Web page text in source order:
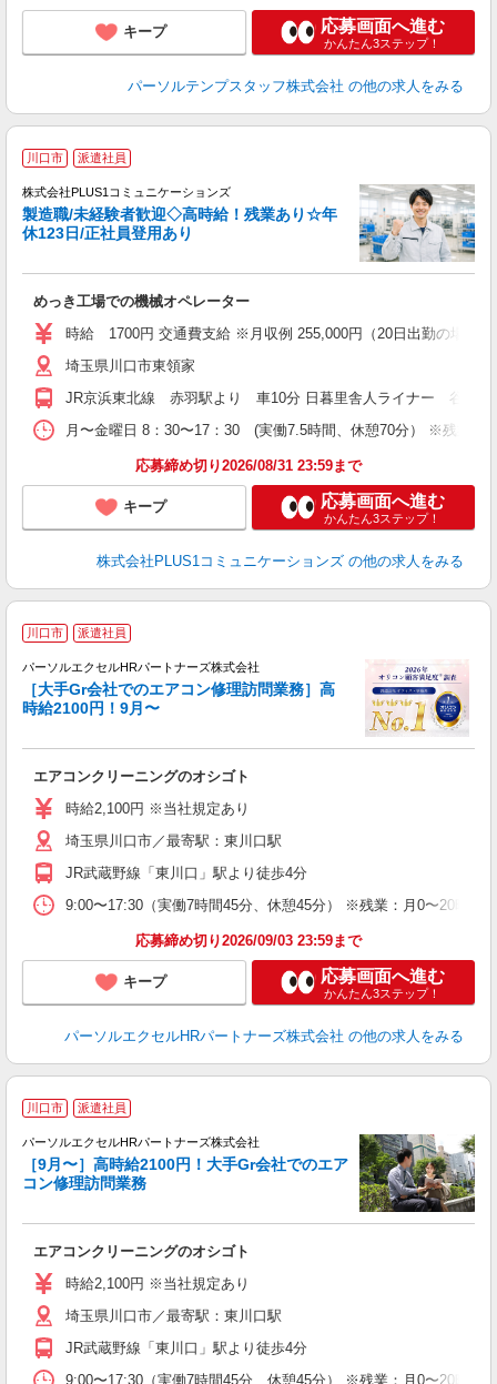
キープ 応募画面へ進む
かんたん3ステップ！
パーソルテンプスタッフ株式会社 の他の求人をみる
川口市 派遣社員
株式会社PLUS1コミュニケーションズ
製造職/未経験者歓迎◇高時給！残業あり☆年
休123日/正社員登用あり
めっき工場での機械オペレーター
時給 1700円 交通費支給 ※月収例 255,000円（20日出勤の場合）
埼玉県川口市東領家
JR京浜東北線 赤羽駅より 車10分 日暮里舎人ライナー 谷在
月〜金曜日 8：30〜17：30 (実働7.5時間、休憩70分） ※残業：
応募締め切り2026/08/31 23:59まで
キープ 応募画面へ進む
かんたん3ステップ！
株式会社PLUS1コミュニケーションズ の他の求人をみる
川口市 派遣社員
パーソルエクセルHRパートナーズ株式会社
［大手Gr会社でのエアコン修理訪問業務］高
時給2100円！9月〜
エアコンクリーニングのオシゴト
時給2,100円 ※当社規定あり
埼玉県川口市／最寄駅：東川口駅
JR武蔵野線「東川口」駅より徒歩4分
9:00〜17:30（実働7時間45分、休憩45分） ※残業：月0〜20時間
応募締め切り2026/09/03 23:59まで
キープ 応募画面へ進む
かんたん3ステップ！
パーソルエクセルHRパートナーズ株式会社 の他の求人をみる
川口市 派遣社員
パーソルエクセルHRパートナーズ株式会社
［9月〜］高時給2100円！大手Gr会社でのエア
コン修理訪問業務
エアコンクリーニングのオシゴト
時給2,100円 ※当社規定あり
埼玉県川口市／最寄駅：東川口駅
JR武蔵野線「東川口」駅より徒歩4分
9:00〜17:30（実働7時間45分、休憩45分） ※残業：月0〜20時間